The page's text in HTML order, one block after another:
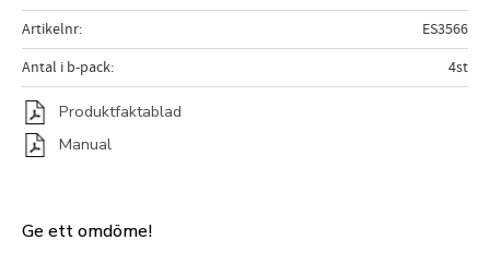
Artikelnr
ES3566
Antal i b-pack
4st
Produktfaktablad
Manual
Ge ett omdöme!